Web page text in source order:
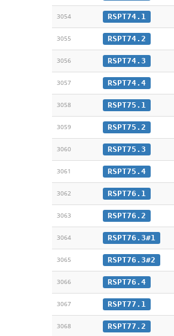
3054 RSPT74.1
3055 RSPT74.2
3056 RSPT74.3
3057 RSPT74.4
3058 RSPT75.1
3059 RSPT75.2
3060 RSPT75.3
3061 RSPT75.4
3062 RSPT76.1
3063 RSPT76.2
3064 RSPT76.3#1
3065 RSPT76.3#2
3066 RSPT76.4
3067 RSPT77.1
3068 RSPT77.2